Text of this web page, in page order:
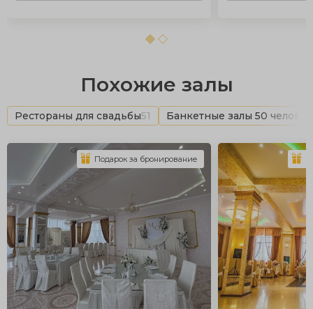
Похожие залы
Рестораны для свадьбы51 Банкетные залы 50 человек
Подарок за бронирование